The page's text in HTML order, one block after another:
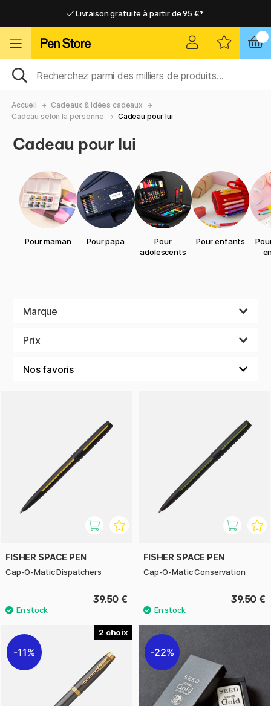
Livraison gratuite à partir de 95 €*
Livraison domicile ou point relais
Livraison gratuite à partir de 95 €*
Livraison domicile ou point relais
Accueil
Cadeaux & Idées cadeaux
Cadeau selon la personne
Cadeau pour lui
Cadeau pour lui
Pour maman Pour papa
Pour
adolescents
Pour enfants
Marque
Prix
FISHER SPACE PEN
Cap-O-Matic Dispatchers
39.50 €
FISHER SPACE PEN
Cap-O-Matic Conservation
39.50 €
2
11% 22%